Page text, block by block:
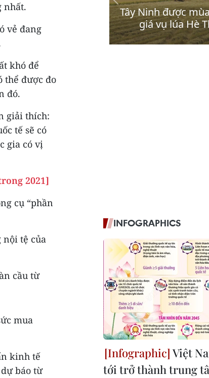
nhất.
vẻ đang
khó để
thể được đo
đó.
giải thích:
tế sẽ có
gia có vị
2021]
cụ “phần
nội tệ của
cầu từ
mua
kinh tế
báo từ
INFOGRAPHICS
Việt
tới trở thành trung